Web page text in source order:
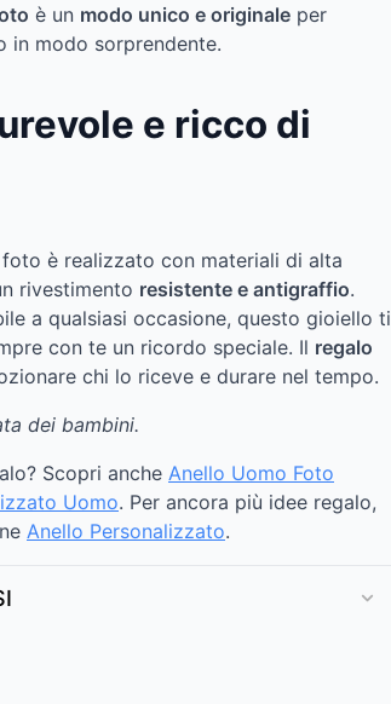
è un modo unico e originale per
modo sorprendente.
e ricco di
foto è realizzato con materiali di alta
rivestimento resistente e antigraffio.
a qualsiasi occasione, questo gioiello ti
con te un ricordo speciale. Il regalo
chi lo riceve e durare nel tempo.
dei bambini.
Scopri anche Anello Uomo Foto
Uomo. Per ancora più idee regalo,
Anello Personalizzato.